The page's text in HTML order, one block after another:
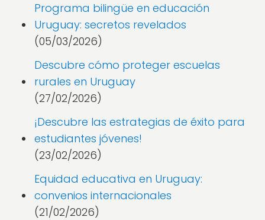
Programa bilingüe en educación
Uruguay: secretos revelados
(05/03/2026)
Descubre cómo proteger escuelas
rurales en Uruguay
(27/02/2026)
¡Descubre las estrategias de éxito para
estudiantes jóvenes!
(23/02/2026)
Equidad educativa en Uruguay:
convenios internacionales
(21/02/2026)